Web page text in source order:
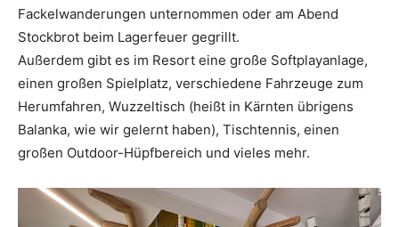
Fackelwanderungen unternommen oder am Abend
Stockbrot beim Lagerfeuer gegrillt.
Außerdem gibt es im Resort eine große Softplayanlage,
einen großen Spielplatz, verschiedene Fahrzeuge zum
Herumfahren, Wuzzeltisch (heißt in Kärnten übrigens
Balanka, wie wir gelernt haben), Tischtennis, einen
großen Outdoor-Hüpfbereich und vieles mehr.